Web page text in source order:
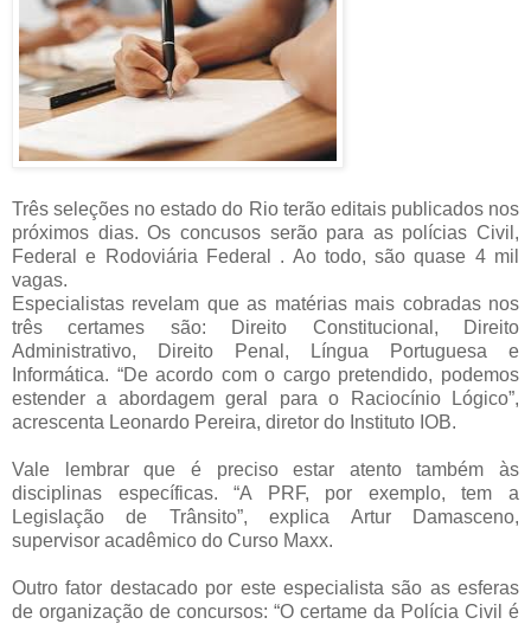
Três seleções no estado do Rio terão editais publicados nos
próximos dias. Os concusos serão para as polícias Civil,
Federal e Rodoviária Federal . Ao todo, são quase 4 mil
vagas.
Especialistas revelam que as matérias mais cobradas nos
três certames são: Direito Constitucional, Direito
Administrativo, Direito Penal, Língua Portuguesa e
Informática. “De acordo com o cargo pretendido, podemos
estender a abordagem geral para o Raciocínio Lógico”,
acrescenta Leonardo Pereira, diretor do Instituto IOB.
Vale lembrar que é preciso estar atento também às
disciplinas específicas. “A PRF, por exemplo, tem a
Legislação de Trânsito”, explica Artur Damasceno,
supervisor acadêmico do Curso Maxx.
Outro fator destacado por este especialista são as esferas
de organização de concursos: “O certame da Polícia Civil é